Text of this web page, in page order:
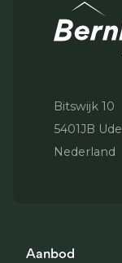
Bitswijk 10
5401JB
Nederland
Aanbod